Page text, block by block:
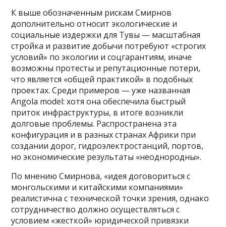
К выше обозначенным рискам Смирнов
дополнительно относит экологические и
социальные издержки для Тувы — масштабная
стройка и развитие добычи потребуют «строгих
условий» по экологии и соцгарантиям, иначе
возможны протесты и репутационные потери,
что является «общей практикой» в подобных
проектах. Среди примеров — уже названная
Angola model: хотя она обеспечила быстрый
приток инфраструктуры, в итоге возникли
долговые проблемы. Распространена эта
конфигурация и в разных странах Африки при
создании дорог, гидроэлектростанций, портов,
но экономические результаты «неоднородны».
По мнению Смирнова, «идея договориться с
монгольскими и китайскими компаниями»
реалистична с технической точки зрения, однако
сотрудничество должно осуществляться с
условием «жесткой» юридической привязки